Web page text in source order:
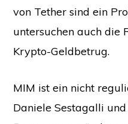
von Tether sind ein
untersuchen auch die
Krypto-Geldbetrug.
MIM ist ein nicht
Daniele Sestagalli